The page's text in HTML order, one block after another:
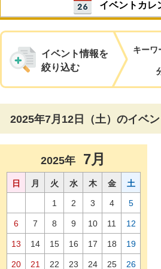
イベントカレ
イベント情報を
絞り込む
キーワ
2025年7月12日（土）のイベン
2025年 7月
日 月 火 水 木 金 土
1 2 3 4 5
6 7 8 9 10 11 12
13 14 15 16 17 18 19
20 21 22 23 24 25 26